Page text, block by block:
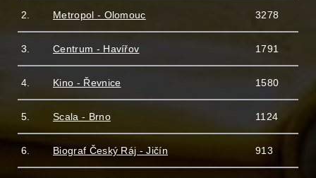
2. Metropol - Olomouc 3278
3. Centrum - Havířov 1791
4. Kino - Řevnice 1580
5. Scala - Brno 1124
6. Biograf Český Ráj - Jičín 913